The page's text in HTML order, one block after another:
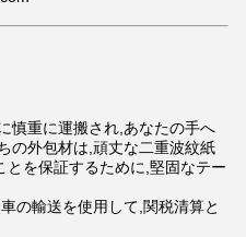
慎重に運搬され,あなたの手へ
の外包材は,頑丈な二重波紋紙
を保証するために,堅固なテー
の輸送を使用して,関税清算と